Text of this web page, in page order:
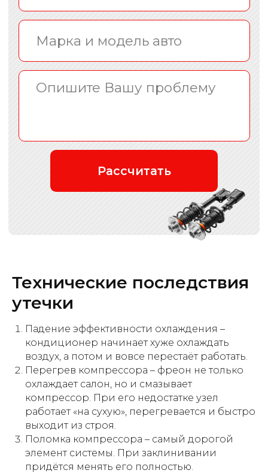
Технические последствия
утечки
Падение эффективности охлаждения –
кондиционер начинает хуже охлаждать
воздух, а потом и вовсе перестаёт работать.
Перегрев компрессора – фреон не только
охлаждает салон, но и смазывает
компрессор. При его недостатке узел
работает «на сухую», перегревается и быстро
выходит из строя.
Поломка компрессора – самый дорогой
элемент системы. При заклинивании
придётся менять его полностью.